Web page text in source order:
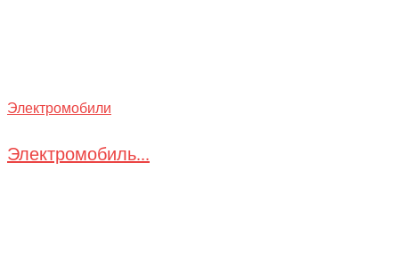
Электромобили
Электромобиль...